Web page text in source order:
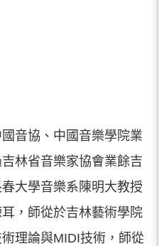
音協、中國音樂學院業
林省音樂家協會業餘吉
大學音樂系陳明大教授
，師從於吉林藝術學院
理論與MIDI技術，師從